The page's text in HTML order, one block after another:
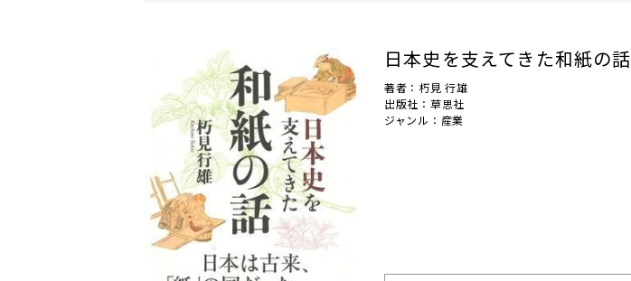
日本史を支えてきた和紙の話
著者：朽見 行雄
出版社：草思社
ジャンル：産業